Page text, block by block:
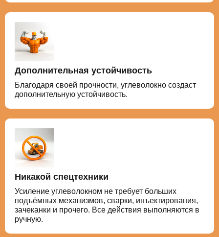
Дополнительная устойчивость
Благодаря своей прочности, углеволокно создаст
дополнительную устойчивость.
Никакой спецтехники
Усиление углеволокном не требует больших
подъёмных механизмов, сварки, инъектирования,
зачеканки и прочего. Все действия выполняются в
ручную.